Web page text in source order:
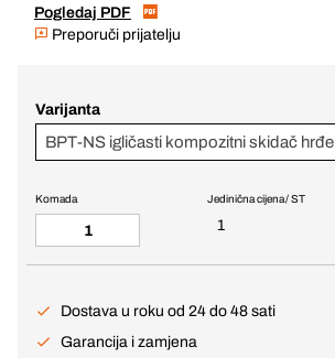
Pogledaj PDF
Preporuči prijatelju
Varijanta
BPT-NS igličasti kompozitni skidač hrđe
Jedinična cijena / ST
1
Komada
Dostava u roku od 24 do 48 sati
Garancija i zamjena